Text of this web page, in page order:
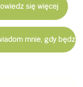
się więcej
mnie, gdy